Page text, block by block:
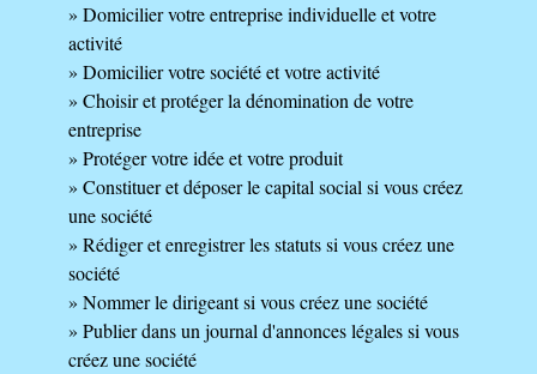
Domicilier votre entreprise individuelle et votre
activité
Domicilier votre société et votre activité
Choisir et protéger la dénomination de votre
entreprise
Protéger votre idée et votre produit
Constituer et déposer le capital social si vous créez
une société
Rédiger et enregistrer les statuts si vous créez une
société
Nommer le dirigeant si vous créez une société
Publier dans un journal d'annonces légales si vous
créez une société